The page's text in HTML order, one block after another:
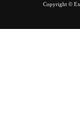
Copyright ©